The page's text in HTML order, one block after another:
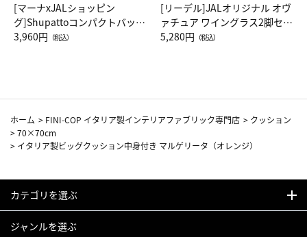
[マーナxJALショッピン
グ]Shupattoコンパクトバッグ
Drop JAL客室乗務員（LC）ス
3,960円 （税込）
[リーデル]JALオリジナル オヴ
ァチュア ワイングラス2脚セッ
ト（レッドワイン）
5,280円 （税込）
ホーム > FINI-COP イタリア製インテリアファブリック専門店 > クッション
>70×70cm
> イタリア製ビッグクッション中身付き マルゲリータ（オレンジ）
カテゴリを選ぶ
ジャンルを選ぶ